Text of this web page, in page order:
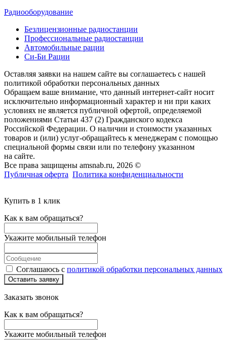
Радиооборудование
Безлицензионные радиостанции
Профессиональные радиостанции
Автомобильные рации
Си-Би Рации
Оставляя заявки на нашем сайте вы соглашаетесь с нашей
политикой обработки персональных данных
Обращаем ваше внимание, что данный интернет-сайт носит
исключительно информационный характер и ни при каких
условиях не является публичной офертой, определяемой
положениями Статьи 437 (2) Гражданского кодекса
Российской Федерации. О наличии и стоимости указанных
товаров и (или) услуг-обращайтесь к менеджерам с помощью
специальной формы связи или по телефону указанном
на сайте.
Все права защищены amsnab.ru, 2026 ©
Публичная оферта Политика конфиденциальности
Купить в 1 клик
Как к вам обращаться?
Укажите мобильный телефон
Соглашаюсь с политикой обработки персональных данных
Оставить заявку
Заказать звонок
Как к вам обращаться?
Укажите мобильный телефон